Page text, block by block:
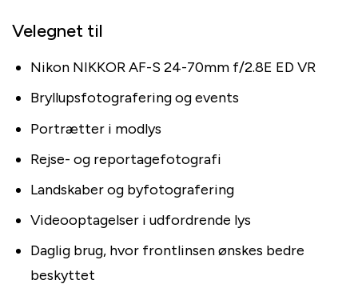
Velegnet til
Nikon NIKKOR AF-S 24-70mm f/2.8E ED VR
Bryllupsfotografering og events
Portrætter i modlys
Rejse- og reportagefotografi
Landskaber og byfotografering
Videooptagelser i udfordrende lys
Daglig brug, hvor frontlinsen ønskes bedre
beskyttet